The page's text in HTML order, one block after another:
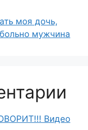
моя дочь,
мужчина
Видео